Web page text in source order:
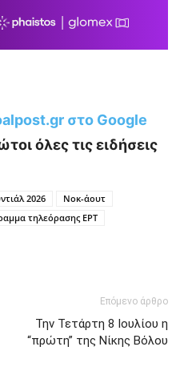
στο Google
όλες τις ειδήσεις
2026
Νοκ-άουτ
τηλεόρασης ΕΡΤ
Επόμενο άρθρο
Την Τετάρτη 8 Ιουλίου η
“πρώτη” της Νίκης Βόλου